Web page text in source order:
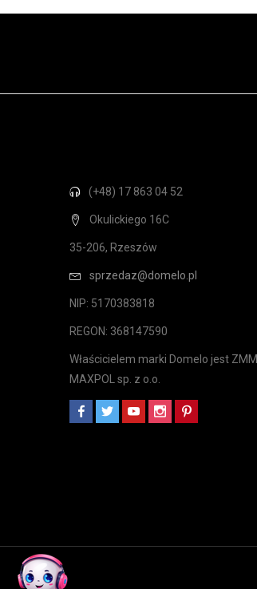
(+48) 17 863 04 52
Okulickiego 16C
35-206, Rzeszów
sprzedaz@domelo.pl
NIP: 5170383818
REGON: 368147590
Właścicielem marki Domelo jest
MAXPOL sp. z o.o.